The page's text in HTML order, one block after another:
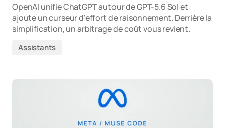
OpenAI unifie ChatGPT autour de GPT-5.6 Sol et
ajoute un curseur d'effort de raisonnement. Derrière la
simplification, un arbitrage de coût vous revient.
Assistants